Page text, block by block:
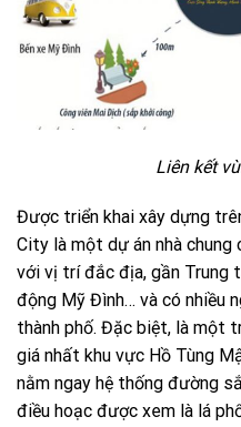
Liên kết
Được triển khai xây dựng
City là một dự án nhà
với vị trí đắc địa, gần Trung
động Mỹ Đình… và có nhiều
thành phố. Đặc biệt, là một
giá nhất khu vực Hồ Tùng
nằm ngay hệ thống đường
điều hoạc được xem là lá